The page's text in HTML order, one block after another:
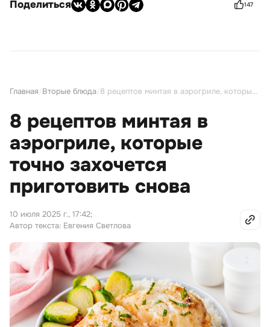
Поделиться 147
Главная Вторые блюда 8 рецептов минтая в аэрогриле, которые точно захочется приготовить снова
8 рецептов минтая в
аэрогриле, которые
точно захочется
приготовить снова
10 июля 2025 г., 17:42;
Автор текста: Евгения Светлова